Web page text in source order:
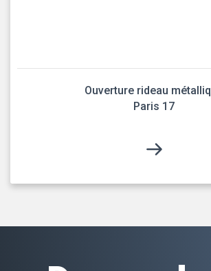
Ouverture rideau
Paris 17